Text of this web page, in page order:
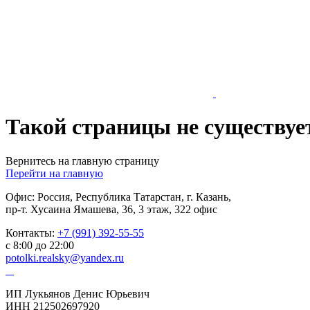
Такой страницы не
Вернитесь на главную страницу
Перейти на главную
Офис: Россия, Республика Татарстан, г. Казань,
пр-т. Хусаина Ямашева, 36, 3 этаж, 322 офис
Контакты: +7 (991) 392-55-55
с 8:00 до 22:00
potolki.realsky@yandex.ru
ИП Лукьянов Денис Юрьевич
ИНН 212502697920